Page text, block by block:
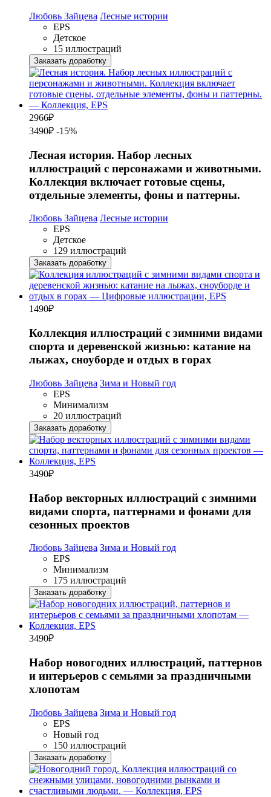
Любовь Зайцева Лесные истории
EPS
Детское
15 иллюстраций
Заказать доработку
2966₽
3490₽ -15%
Лесная история. Набор лесных
иллюстраций с персонажами и животными.
Коллекция включает готовые сцены,
отдельные элементы, фоны и паттерны.
Любовь Зайцева Лесные истории
EPS
Детское
129 иллюстраций
Заказать доработку
1490₽
Коллекция иллюстраций с зимними видами
спорта и деревенской жизнью: катание на
лыжах, сноуборде и отдых в горах
Любовь Зайцева Зима и Новый год
EPS
Минимализм
20 иллюстраций
Заказать доработку
3490₽
Набор векторных иллюстраций с зимними
видами спорта, паттернами и фонами для
сезонных проектов
Любовь Зайцева Зима и Новый год
EPS
Минимализм
175 иллюстраций
Заказать доработку
3490₽
Набор новогодних иллюстраций, паттернов
и интерьеров с семьями за праздничными
хлопотам
Любовь Зайцева Зима и Новый год
EPS
Новый год
150 иллюстраций
Заказать доработку